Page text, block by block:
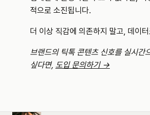
적으로 소진됩니다.
더 이상 직감에 의존하지 말고, 데이
브랜드의 틱톡 콘텐츠 신호를 실시간
싶다면, 도입 문의하기 →